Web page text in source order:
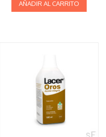
AÑADIR AL CARRITO